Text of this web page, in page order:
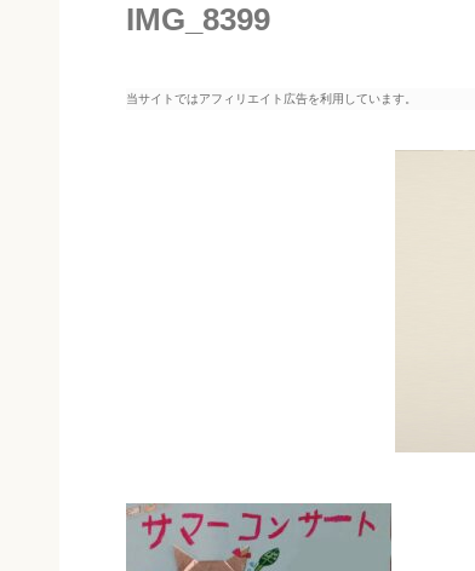
IMG_8399
当サイトではアフィリエイト広告を利用しています。